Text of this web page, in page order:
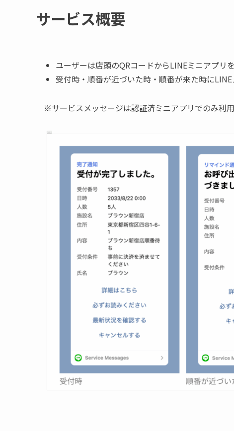
サービス概要
ユーザーは店頭のQRコードからLINEミニアプリ
受付時・順番が近づいた時・順番が来た時にLINE
※サービスメッセージは認証済ミニアプリでのみ利用